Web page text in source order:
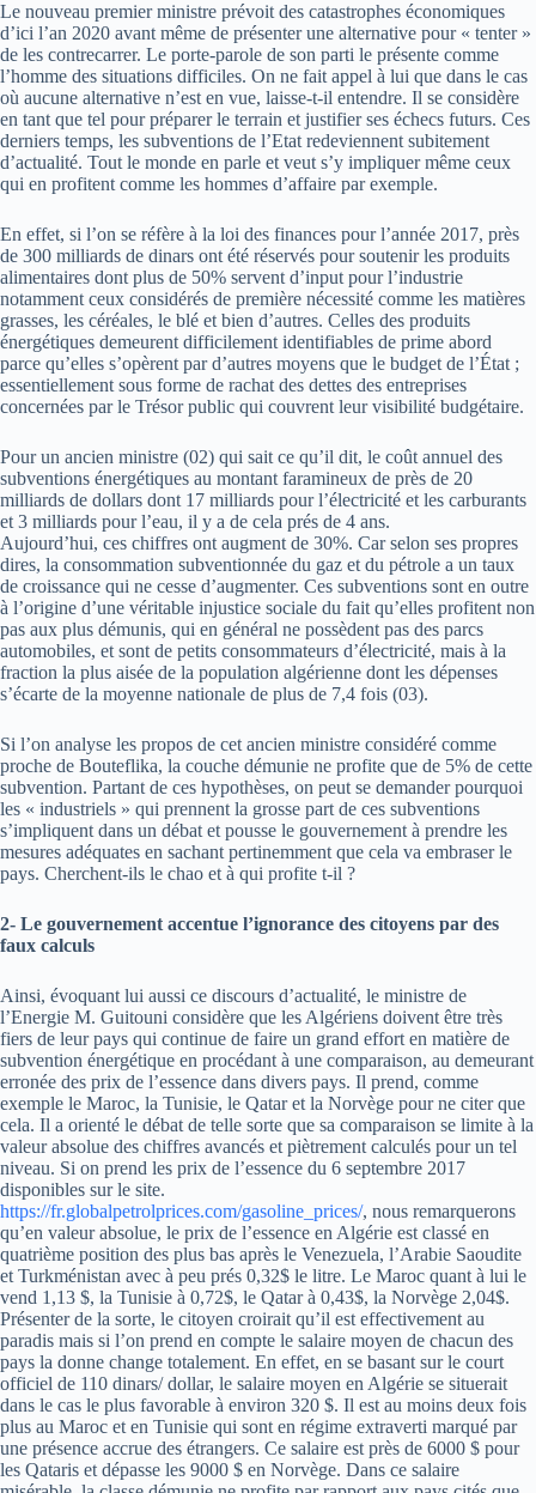
Le nouveau premier ministre prévoit des catastrophes économiques
d’ici l’an 2020 avant même de présenter une alternative pour « tenter »
de les contrecarrer. Le porte-parole de son parti le présente comme
l’homme des situations difficiles. On ne fait appel à lui que dans le cas
où aucune alternative n’est en vue, laisse-t-il entendre. Il se considère
en tant que tel pour préparer le terrain et justifier ses échecs futurs. Ces
derniers temps, les subventions de l’Etat redeviennent subitement
d’actualité. Tout le monde en parle et veut s’y impliquer même ceux
qui en profitent comme les hommes d’affaire par exemple.
En effet, si l’on se réfère à la loi des finances pour l’année 2017, près
de 300 milliards de dinars ont été réservés pour soutenir les produits
alimentaires dont plus de 50% servent d’input pour l’industrie
notamment ceux considérés de première nécessité comme les matières
grasses, les céréales, le blé et bien d’autres. Celles des produits
énergétiques demeurent difficilement identifiables de prime abord
parce qu’elles s’opèrent par d’autres moyens que le budget de l’État ;
essentiellement sous forme de rachat des dettes des entreprises
concernées par le Trésor public qui couvrent leur visibilité budgétaire.
Pour un ancien ministre (02) qui sait ce qu’il dit, le coût annuel des
subventions énergétiques au montant faramineux de près de 20
milliards de dollars dont 17 milliards pour l’électricité et les carburants
et 3 milliards pour l’eau, il y a de cela prés de 4 ans.
Aujourd’hui, ces chiffres ont augment de 30%. Car selon ses propres
dires, la consommation subventionnée du gaz et du pétrole a un taux
de croissance qui ne cesse d’augmenter. Ces subventions sont en outre
à l’origine d’une véritable injustice sociale du fait qu’elles profitent non
pas aux plus démunis, qui en général ne possèdent pas des parcs
automobiles, et sont de petits consommateurs d’électricité, mais à la
fraction la plus aisée de la population algérienne dont les dépenses
s’écarte de la moyenne nationale de plus de 7,4 fois (03).
Si l’on analyse les propos de cet ancien ministre considéré comme
proche de Bouteflika, la couche démunie ne profite que de 5% de cette
subvention. Partant de ces hypothèses, on peut se demander pourquoi
les « industriels » qui prennent la grosse part de ces subventions
s’impliquent dans un débat et pousse le gouvernement à prendre les
mesures adéquates en sachant pertinemment que cela va embraser le
pays. Cherchent-ils le chao et à qui profite t-il ?
2- Le gouvernement accentue l’ignorance des citoyens par des
faux calculs
Ainsi, évoquant lui aussi ce discours d’actualité, le ministre de
l’Energie M. Guitouni considère que les Algériens doivent être très
fiers de leur pays qui continue de faire un grand effort en matière de
subvention énergétique en procédant à une comparaison, au demeurant
erronée des prix de l’essence dans divers pays. Il prend, comme
exemple le Maroc, la Tunisie, le Qatar et la Norvège pour ne citer que
cela. Il a orienté le débat de telle sorte que sa comparaison se limite à la
valeur absolue des chiffres avancés et piètrement calculés pour un tel
niveau. Si on prend les prix de l’essence du 6 septembre 2017
disponibles sur le site.
https://fr.globalpetrolprices.com/gasoline_prices/, nous remarquerons
qu’en valeur absolue, le prix de l’essence en Algérie est classé en
quatrième position des plus bas après le Venezuela, l’Arabie Saoudite
et Turkménistan avec à peu prés 0,32$ le litre. Le Maroc quant à lui le
vend 1,13 $, la Tunisie à 0,72$, le Qatar à 0,43$, la Norvège 2,04$.
Présenter de la sorte, le citoyen croirait qu’il est effectivement au
paradis mais si l’on prend en compte le salaire moyen de chacun des
pays la donne change totalement. En effet, en se basant sur le court
officiel de 110 dinars/ dollar, le salaire moyen en Algérie se situerait
dans le cas le plus favorable à environ 320 $. Il est au moins deux fois
plus au Maroc et en Tunisie qui sont en régime extraverti marqué par
une présence accrue des étrangers. Ce salaire est près de 6000 $ pour
les Qataris et dépasse les 9000 $ en Norvège. Dans ce salaire